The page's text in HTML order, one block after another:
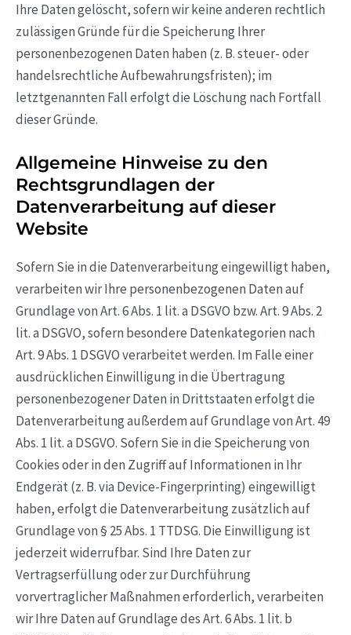
Ihre Daten gelöscht, sofern wir keine anderen rechtlich
zulässigen Gründe für die Speicherung Ihrer
personenbezogenen Daten haben (z. B. steuer- oder
handelsrechtliche Aufbewahrungsfristen); im
letztgenannten Fall erfolgt die Löschung nach Fortfall
dieser Gründe.
Allgemeine Hinweise zu den
Rechtsgrundlagen der
Datenverarbeitung auf dieser
Website
Sofern Sie in die Datenverarbeitung eingewilligt haben,
verarbeiten wir Ihre personenbezogenen Daten auf
Grundlage von Art. 6 Abs. 1 lit. a DSGVO bzw. Art. 9 Abs. 2
lit. a DSGVO, sofern besondere Datenkategorien nach
Art. 9 Abs. 1 DSGVO verarbeitet werden. Im Falle einer
ausdrücklichen Einwilligung in die Übertragung
personenbezogener Daten in Drittstaaten erfolgt die
Datenverarbeitung außerdem auf Grundlage von Art. 49
Abs. 1 lit. a DSGVO. Sofern Sie in die Speicherung von
Cookies oder in den Zugriff auf Informationen in Ihr
Endgerät (z. B. via Device-Fingerprinting) eingewilligt
haben, erfolgt die Datenverarbeitung zusätzlich auf
Grundlage von § 25 Abs. 1 TTDSG. Die Einwilligung ist
jederzeit widerrufbar. Sind Ihre Daten zur
Vertragserfüllung oder zur Durchführung
vorvertraglicher Maßnahmen erforderlich, verarbeiten
wir Ihre Daten auf Grundlage des Art. 6 Abs. 1 lit. b